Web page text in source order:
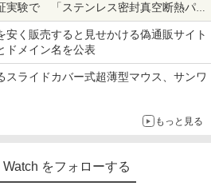
実験で 「ステンレス密封真空断熱パネ
安く販売すると見せかける偽通販サイト
ドメイン名を公表
スライドカバー式超薄型マウス、サンワ
もっと見る
Watch をフォローする